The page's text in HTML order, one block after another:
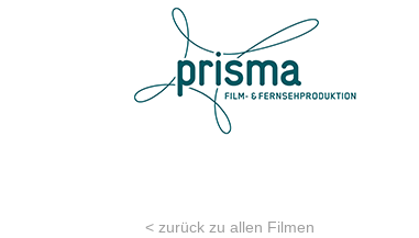
< zurück zu allen Filmen